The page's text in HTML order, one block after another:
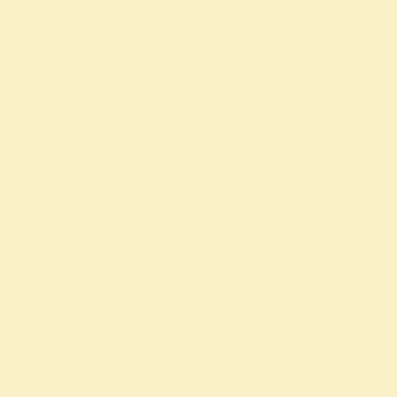
(\e^{x \ln a})' \\ &= (x \ln a)' \cdot \e^{x \ln a}
(\e^{g\ln f})' \\ &= \left(g'\ln f +